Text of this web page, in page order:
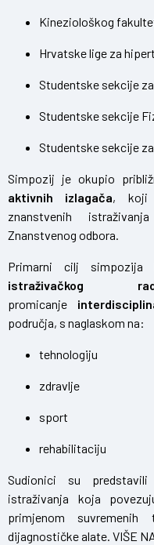
Kineziološkog
Hrvatske lige za
Studentske sekcije
Studentske sekcije
Studentske sekcije
Simpozij je okupio
aktivnih izlagača, koji
znanstvenih
Znanstvenog odbora.
Primarni cilj
istraživačkog
promicanje
područja, s naglaskom na:
tehnologiju
zdravlje
sport
rehabilitaciju
Sudionici su
istraživanja koja
primjenom suvremenih
dijagnostičke alate. VIŠE